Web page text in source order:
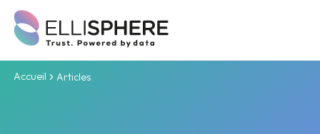
Accueil Articles